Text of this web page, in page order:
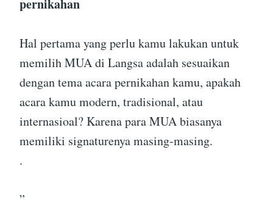
pernikahan
Hal pertama yang perlu kamu lakukan untuk
memilih MUA di Langsa adalah sesuaikan
dengan tema acara pernikahan kamu, apakah
acara kamu modern, tradisional, atau
internasioal? Karena para MUA biasanya
memiliki signaturenya masing-masing.
.
”